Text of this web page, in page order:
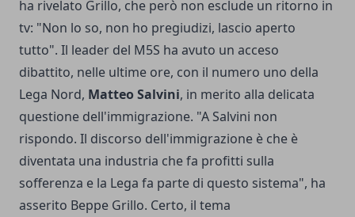
ha rivelato Grillo, che però non esclude un ritorno in
tv: "Non lo so, non ho pregiudizi, lascio aperto
tutto". Il leader del M5S ha avuto un acceso
dibattito, nelle ultime ore, con il numero uno della
Lega Nord, Matteo Salvini, in merito alla delicata
questione dell'immigrazione. "A Salvini non
rispondo. Il discorso dell'immigrazione è che è
diventata una industria che fa profitti sulla
sofferenza e la Lega fa parte di questo sistema", ha
asserito Beppe Grillo. Certo, il tema